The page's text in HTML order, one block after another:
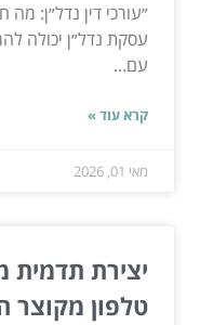
״עורכי דין נדל״ן:
עסקת נדל״ן יכולה
עם...
קרא עוד »
מאי 01, 2026
יצירת
טלפון מקוצר